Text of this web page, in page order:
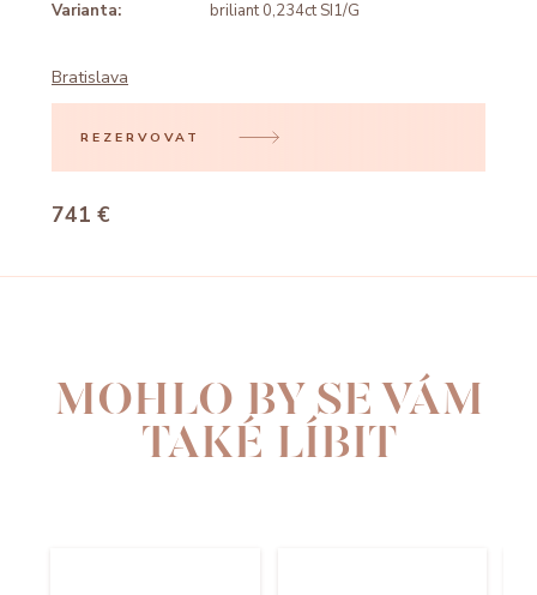
Varianta: briliant 0,234ct SI1/G
Bratislava
REZERVOVAT
741 €
MOHLO BY SE VÁM
TAKÉ LÍBIT